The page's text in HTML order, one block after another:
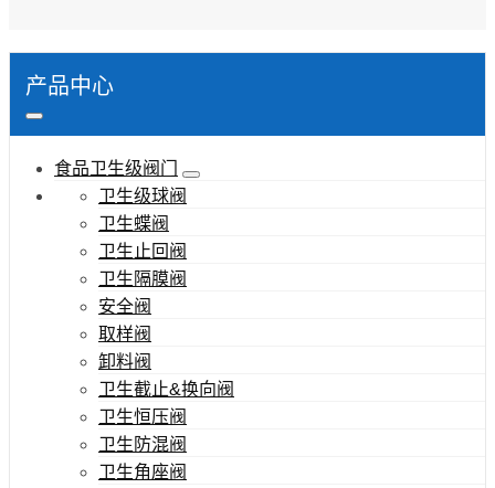
产品中心
食品卫生级阀门
卫生级球阀
卫生蝶阀
卫生止回阀
卫生隔膜阀
安全阀
取样阀
卸料阀
卫生截止&换向阀
卫生恒压阀
卫生防混阀
卫生角座阀